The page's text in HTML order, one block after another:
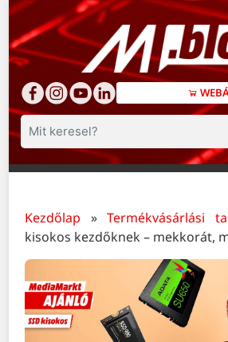
Keresés
Kezdőlap »Termékvásárlási
kisokos kezdőknek – mekkorát,